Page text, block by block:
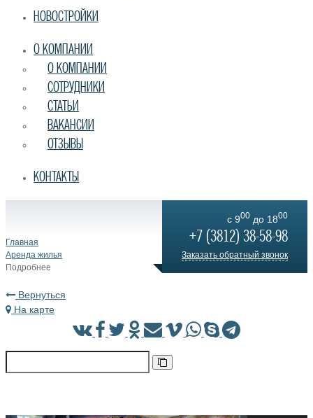
НОВОСТРОЙКИ
О КОМПАНИИ
О КОМПАНИИ
СОТРУДНИКИ
СТАТЬИ
ВАКАНСИИ
ОТЗЫВЫ
КОНТАКТЫ
c 900 до 1800
+7 (3812) 38-58-98
Заказать обратный звонок
Главная
Аренда жилья
Подробнее
Вернуться
На карте